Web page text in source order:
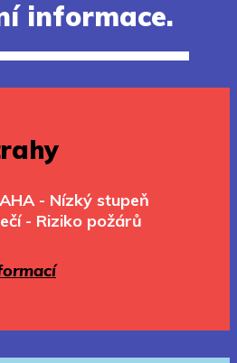
informace.
- Nízký stupeň
- Riziko požárů